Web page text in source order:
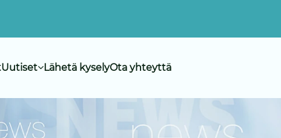
Uutiset Lähetä kyselyOta yhteyttä